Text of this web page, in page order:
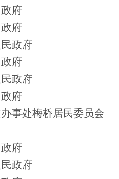
府
府
政府
府
政府
府
事处梅桥居民委员会
府
政府